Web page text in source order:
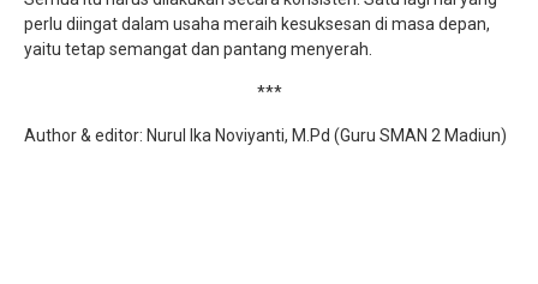
perlu diingat dalam usaha meraih kesuksesan di masa depan,
yaitu tetap semangat dan pantang menyerah.
***
Author & editor: Nurul Ika Noviyanti, M.Pd (Guru SMAN 2 Madiun)